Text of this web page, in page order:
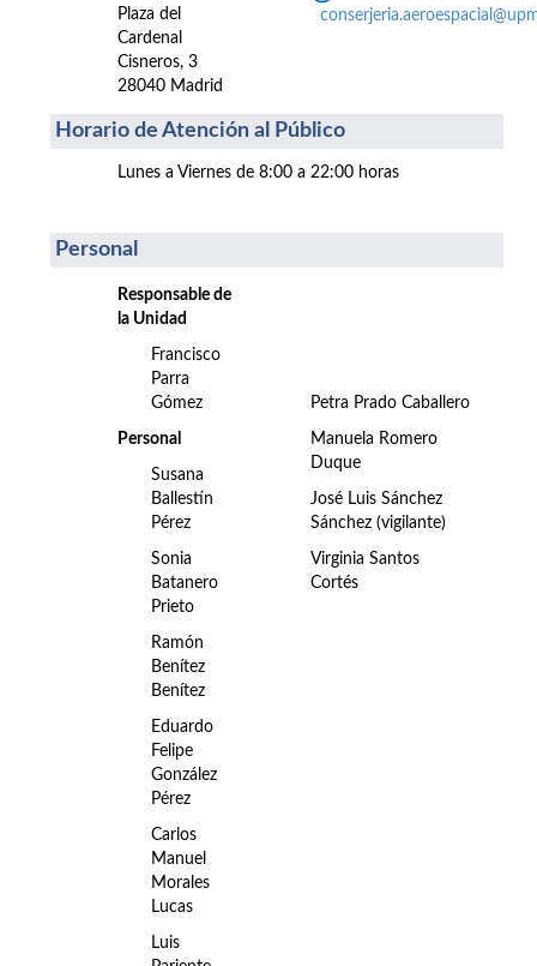
Plaza del
Cardenal
Cisneros, 3
28040 Madrid
Horario de Atención al Público
Lunes a Viernes de 8:00 a 22:00 horas
Personal
Responsable de
la Unidad
Francisco
Parra
Gómez
Personal
Susana
Ballestín
Pérez
Sonia
Batanero
Prieto
Ramón
Benítez
Benítez
Eduardo
Felipe
González
Pérez
Carlos
Manuel
Morales
Lucas
Luis
Petra Prado Caballero
Manuela Romero
Duque
José Luis Sánchez
Sánchez (vigilante)
Virginia Santos
Cortés